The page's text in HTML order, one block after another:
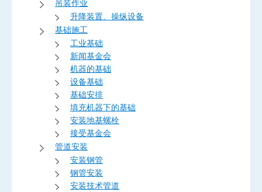
吊装作业
升降装置、操纵设备
基础施工
工业基础
新闻基金会
机器的基础
设备基础
基础安排
填充机器下的基础
安装地基螺栓
接受基金会
管道安装
安装钢管
钢管安装
安装技术管道